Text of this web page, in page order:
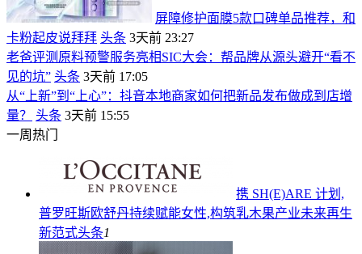
屏障修护面膜5款口碑单品推荐，和
卡粉起皮说拜拜 头条 3天前 23:27
老爸评测原料预警服务亮相SIC大会：帮品牌从源头避开“看不
见的坑” 头条 3天前 17:05
从“上新”到“上心”：抖音本地商家如何把新品发布做成到店增
量？
头条 3天前 15:55
一周热门
携 SH(E)ARE 计划,
普罗旺斯欧舒丹持续赋能女性,构筑乳木果产业未来再生
新范式头条1